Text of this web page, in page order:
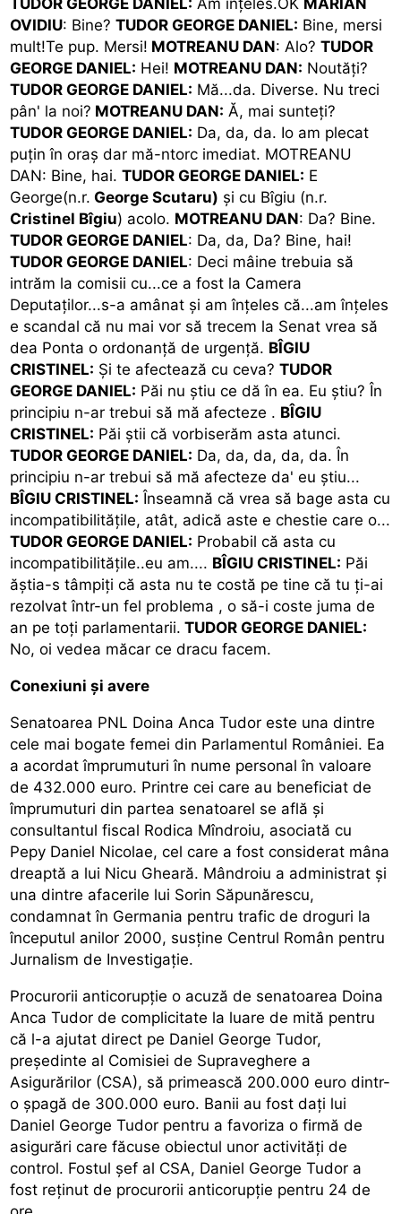
OVIDIU: Bine?TUDOR GEORGE DANIEL: Bine, mersi
mult!Te pup. Mersi! MOTREANU DAN: Alo?TUDOR
GEORGE DANIEL: Hei! MOTREANU DAN: Noutăţi?
TUDOR GEORGE DANIEL: Mă...da. Diverse. Nu treci
pân' la noi? MOTREANU DAN: Ă, mai sunteţi?
TUDOR GEORGE DANIEL: Da, da, da. Io am plecat
puţin în oraş dar mă-ntorc imediat. MOTREANU
DAN: Bine, hai.TUDOR GEORGE DANIEL: E
George(n.r. George Scutaru) şi cu Bîgiu (n.r.
Cristinel Bîgiu) acolo. MOTREANU DAN: Da? Bine.
TUDOR GEORGE DANIEL: Da, da, Da? Bine, hai!
TUDOR GEORGE DANIEL: Deci mâine trebuia să
intrăm la comisii cu...ce a fost la Camera
Deputaţilor...s-a amânat şi am înţeles că...am înţeles
e scandal că nu mai vor să trecem la Senat vrea să
dea Ponta o ordonanţă de urgenţă. BÎGIU
CRISTINEL: Şi te afectează cu ceva?TUDOR
GEORGE DANIEL: Păi nu ştiu ce dă în ea. Eu ştiu? În
principiu n-ar trebui să mă afecteze . BÎGIU
CRISTINEL: Păi ştii că vorbiserăm asta atunci.
TUDOR GEORGE DANIEL: Da, da, da, da, da. În
principiu n-ar trebui să mă afecteze da' eu ştiu...
BÎGIU CRISTINEL: Înseamnă că vrea să bage asta cu
incompatibilităţile, atât, adică aste e chestie care o...
TUDOR GEORGE DANIEL: Probabil că asta cu
incompatibilităţile..eu am.... BÎGIU CRISTINEL: Păi
ăştia-s tâmpiţi că asta nu te costă pe tine că tu ţi-ai
rezolvat într-un fel problema , o să-i coste juma de
an pe toţi parlamentarii. TUDOR GEORGE DANIEL:
No, oi vedea măcar ce dracu facem.
Conexiuni și avere
Senatoarea PNL Doina Anca Tudor este una dintre
cele mai bogate femei din Parlamentul României. Ea
a acordat împrumuturi în nume personal în valoare
de 432.000 euro. Printre cei care au beneficiat de
împrumuturi din partea senatoarel se află și
consultantul fiscal Rodica Mîndroiu, asociată cu
Pepy Daniel Nicolae, cel care a fost considerat mâna
dreaptă a lui Nicu Gheară. Mândroiu a administrat și
una dintre afacerile lui Sorin Săpunărescu,
condamnat în Germania pentru trafic de droguri la
începutul anilor 2000, susține Centrul Român pentru
Jurnalism de Investigație.
Procurorii anticorupție o acuză de senatoarea Doina
Anca Tudor de complicitate la luare de mită pentru
că l-a ajutat direct pe Daniel George Tudor,
preşedinte al Comisiei de Supraveghere a
Asigurărilor (CSA), să primească 200.000 euro dintr-
o șpagă de 300.000 euro. Banii au fost dați lui
Daniel George Tudor pentru a favoriza o firmă de
asigurări care făcuse obiectul unor activităţi de
control. Fostul șef al CSA, Daniel George Tudor a
fost reținut de procurorii anticorupție pentru 24 de